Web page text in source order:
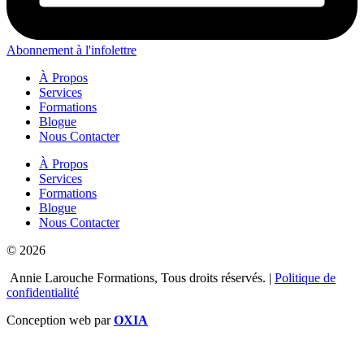
Abonnement à l'infolettre
À Propos
Services
Formations
Blogue
Nous Contacter
À Propos
Services
Formations
Blogue
Nous Contacter
© 2026
Annie Larouche Formations, Tous droits réservés. | Politique de
confidentialité
Conception web parOXIA